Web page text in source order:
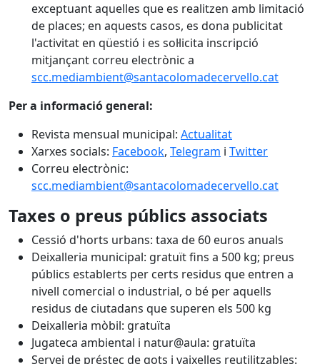
exceptuant aquelles que es realitzen amb limitació
de places; en aquests casos, es dona publicitat
l'activitat en qüestió i es sol·licita inscripció
mitjançant correu electrònic a
scc.mediambient@santacolomadecervello.cat
Per a informació general:
Revista mensual municipal: Actualitat
Xarxes socials: Facebook, Telegram i Twitter
Correu electrònic:
scc.mediambient@santacolomadecervello.cat
Taxes o preus públics associats
Cessió d'horts urbans: taxa de 60 euros anuals
Deixalleria municipal: gratuït fins a 500 kg; preus
públics establerts per certs residus que entren a
nivell comercial o industrial, o bé per aquells
residus de ciutadans que superen els 500 kg
Deixalleria mòbil: gratuïta
Jugateca ambiental i natur@aula: gratuïta
Servei de préstec de gots i vaixelles reutilitzables: